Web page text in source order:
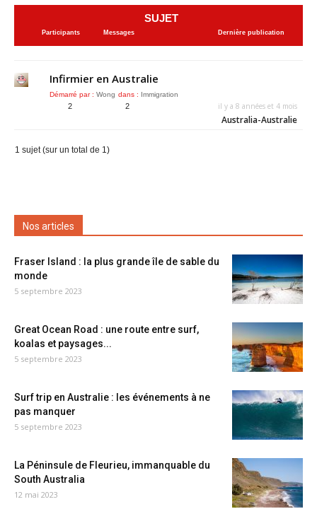
SUJET
Participants Messages Dernière publication
Infirmier en Australie
Démarré par : Wong dans : Immigration
2 2 il y a 8 années et 4 mois
Australia-Australie
1 sujet (sur un total de 1)
Nos articles
Fraser Island : la plus grande île de sable du
monde
5 septembre 2023
Great Ocean Road : une route entre surf,
koalas et paysages...
5 septembre 2023
Surf trip en Australie : les événements à ne
pas manquer
5 septembre 2023
La Péninsule de Fleurieu, immanquable du
South Australia
12 mai 2023